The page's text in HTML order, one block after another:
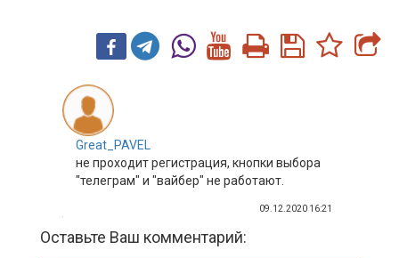
Great_PAVEL
не проходит регистрация, кнопки выбора
"телеграм" и "вайбер" не работают.
09.12.2020 16:21
Оставьте Ваш комментарий: